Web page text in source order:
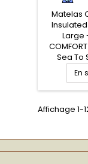
Matelas
Large
Sea To
léger et
Value
trek
Pompe
En
Affichage 1-